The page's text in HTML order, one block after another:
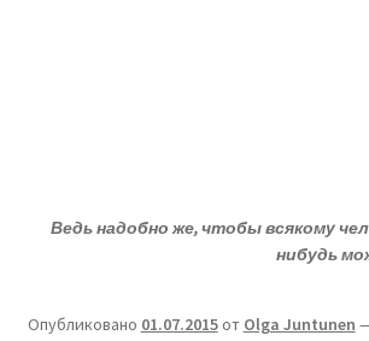
Ведь надобно же, чтобы всякому
нибудь
Опубликовано 01.07.2015от Olga Juntunen